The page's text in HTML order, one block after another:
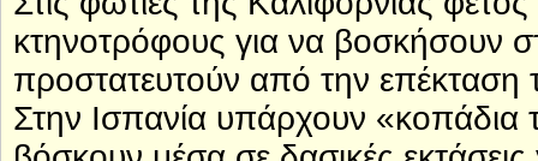
κτηνοτρόφους για να βοσκήσουν
προστατευτούν από την επέκταση
Στην Ισπανία υπάρχουν